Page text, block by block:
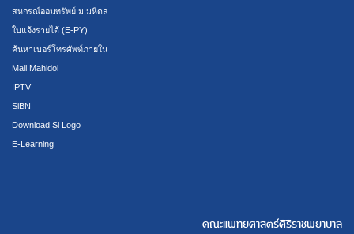
สหกรณ์ออมทรัพย์ ม.มหิดล
ใบแจ้งรายได้ (E-PY)
ค้นหาเบอร์โทรศัพท์ภายใน
Mail Mahidol
IPTV
SiBN
Download Si Logo
E-Learning
คณะแพทยศาสตร์ศิริราชพยาบาล